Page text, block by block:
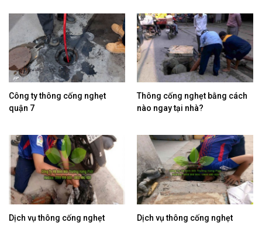
Công ty thông cống nghẹt
quận 7
Thông cống nghẹt bằng cách
nào ngay tại nhà?
Dịch vụ thông cống nghẹt
Dịch vụ thông cống nghẹt